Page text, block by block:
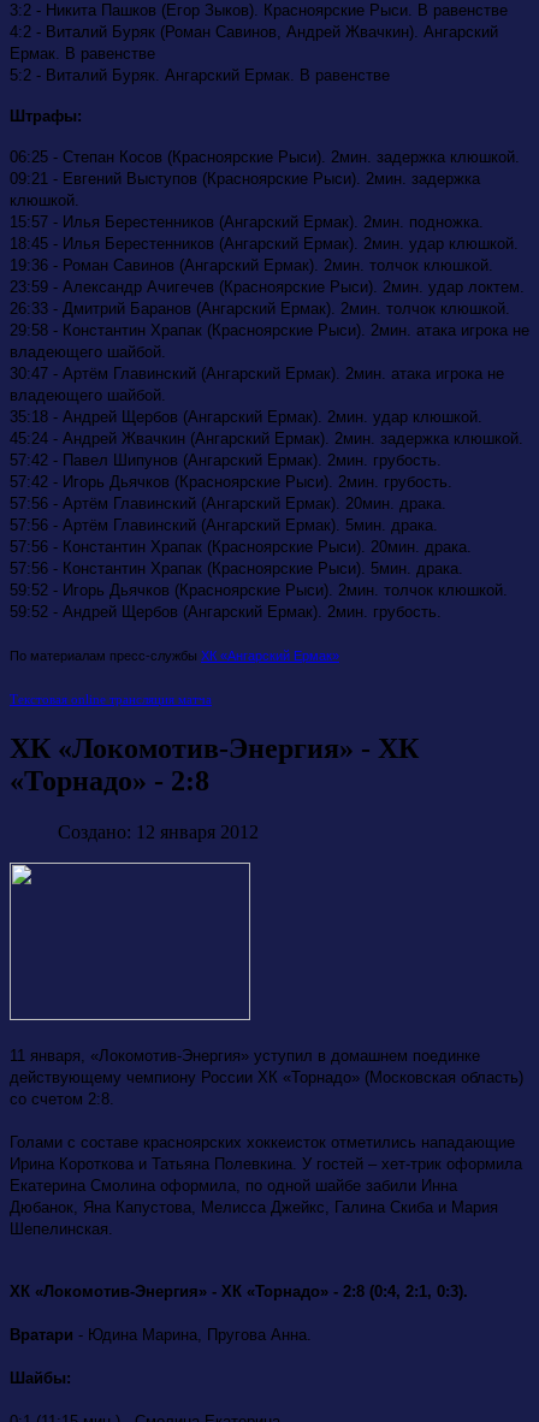
3:2 - Никита Пашков (Егор Зыков). Красноярские Рыси. В равенстве
4:2 - Виталий Буряк (Роман Савинов, Андрей Жвачкин). Ангарский
Ермак. В равенстве
5:2 - Виталий Буряк. Ангарский Ермак. В равенстве
Штрафы:
06:25 - Степан Косов (Красноярские Рыси). 2мин. задержка клюшкой.
09:21 - Евгений Выступов (Красноярские Рыси). 2мин. задержка
клюшкой.
15:57 - Илья Берестенников (Ангарский Ермак). 2мин. подножка.
18:45 - Илья Берестенников (Ангарский Ермак). 2мин. удар клюшкой.
19:36 - Роман Савинов (Ангарский Ермак). 2мин. толчок клюшкой.
23:59 - Александр Ачигечев (Красноярские Рыси). 2мин. удар локтем.
26:33 - Дмитрий Баранов (Ангарский Ермак). 2мин. толчок клюшкой.
29:58 - Константин Храпак (Красноярские Рыси). 2мин. атака игрока не
владеющего шайбой.
30:47 - Артём Главинский (Ангарский Ермак). 2мин. атака игрока не
владеющего шайбой.
35:18 - Андрей Щербов (Ангарский Ермак). 2мин. удар клюшкой.
45:24 - Андрей Жвачкин (Ангарский Ермак). 2мин. задержка клюшкой.
57:42 - Павел Шипунов (Ангарский Ермак). 2мин. грубость.
57:42 - Игорь Дьячков (Красноярские Рыси). 2мин. грубость.
57:56 - Артём Главинский (Ангарский Ермак). 20мин. драка.
57:56 - Артём Главинский (Ангарский Ермак). 5мин. драка.
57:56 - Константин Храпак (Красноярские Рыси). 20мин. драка.
57:56 - Константин Храпак (Красноярские Рыси). 5мин. драка.
59:52 - Игорь Дьячков (Красноярские Рыси). 2мин. толчок клюшкой.
59:52 - Андрей Щербов (Ангарский Ермак). 2мин. грубость.
По материалам пресс-службы ХК «Ангарский Ермак»
Текстовая online трансляция матча
ХК «Локомотив-Энергия» - ХК
«Торнадо» - 2:8
Создано: 12 января 2012
11 января, «Локомотив-Энергия» уступил в домашнем поединке
действующему чемпиону России ХК «Торнадо» (Московская область)
со счетом 2:8.
Голами с составе красноярских хоккеисток отметились нападающие
Ирина Короткова и Татьяна Полевкина. У гостей – хет-трик оформила
Екатерина Смолина оформила, по одной шайбе забили Инна
Дюбанок, Яна Капустова, Мелисса Джейкс, Галина Скиба и Мария
Шепелинская.
ХК «Локомотив-Энергия» - ХК «Торнадо» - 2:8 (0:4, 2:1, 0:3).
Вратари - Юдина Марина, Пругова Анна.
Шайбы: